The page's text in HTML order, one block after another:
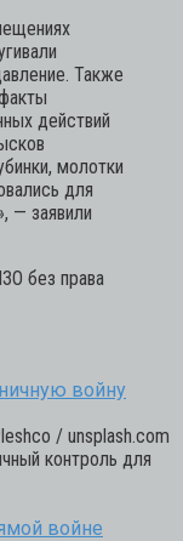
Также
действий
молотки
для
— заявили
без права
войну
/ unsplash.com
контроль для
войне